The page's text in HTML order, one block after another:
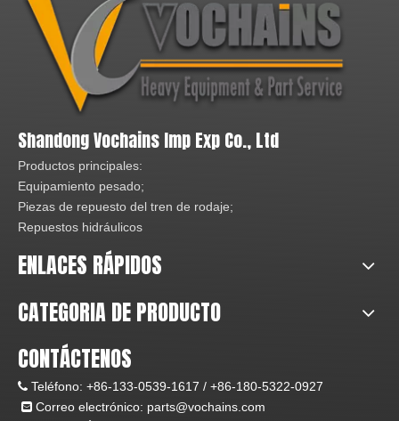
Shandong Vochains Imp Exp Co., Ltd
Productos principales:
Equipamiento pesado;
Piezas de repuesto del tren de rodaje;
Repuestos hidráulicos
ENLACES RÁPIDOS
CATEGORIA DE PRODUCTO
CONTÁCTENOS
 Teléfono: +86-133-0539-1617 / +86-180-5322-0927
 Correo electrónico: parts@vochains.com